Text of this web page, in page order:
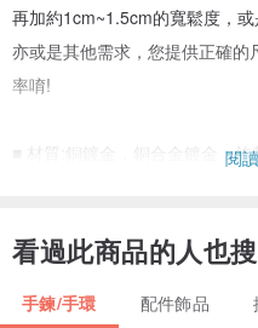
再加約1cm~1.5cm的寬鬆度，
亦或是其他需求，您提供正確
率唷!
■ 材質:銅鍍金，銅合金鍍金，施
有些微色差，
以收到之商品實際顏色為主。
閱
看過此商品的人也
手鍊/手環 配件飾品